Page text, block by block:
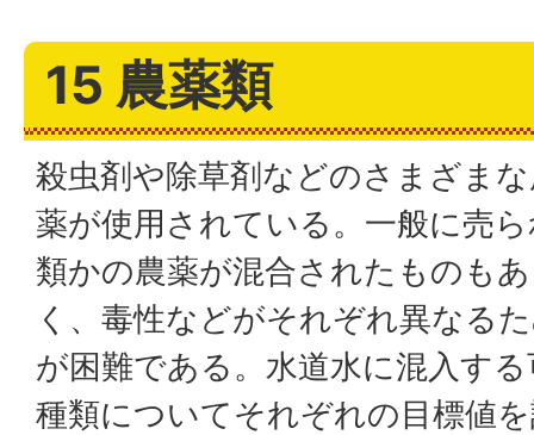
15 農薬類
殺虫剤や除草剤などのさまざま
薬が使用されている。一般に売
類かの農薬が混合されたものも
く、毒性などがそれぞれ異なる
が困難である。水道水に混入す
種類についてそれぞれの目標値